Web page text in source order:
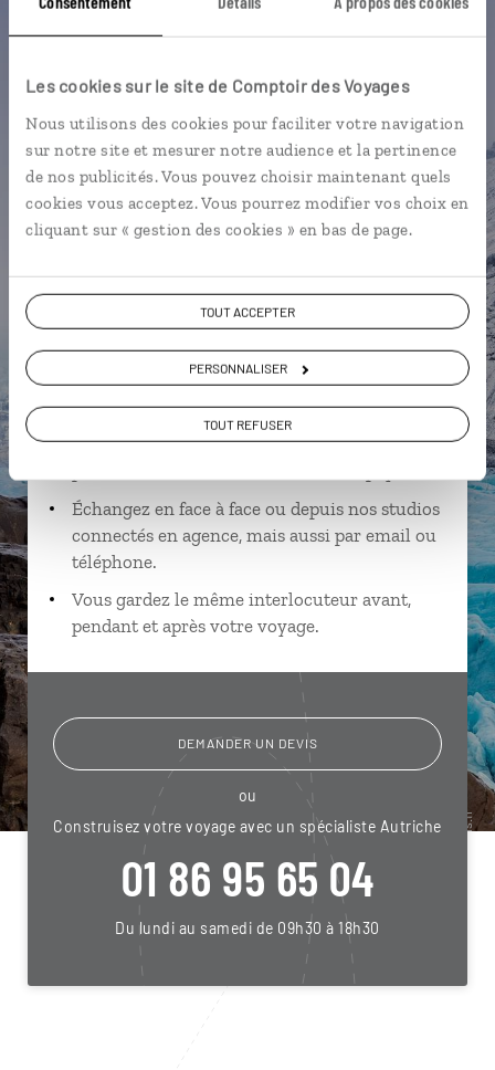
Les cookies sur le site de Comptoir des Voyages
Nous utilisons des cookies pour faciliter votre navigation
sur notre site et mesurer notre audience et la pertinence
de nos publicités. Vous pouvez choisir maintenant quels
cookies vous acceptez. Vous pourrez modifier vos choix en
cliquant sur « gestion des cookies » en bas de page.
TOUT ACCEPTER
PERSONNALISER
TOUT REFUSER
Maison Hundertwasser
Palais de la Hofburg Ring
spécialiste Autriche
Lire son interview
Suivez vos envies et demandez conseils à nos
Ils sauront organiser votre itinéraire au plus
Échangez en face à face ou depuis nos studios
connectés en agence, mais aussi par email ou
téléphone.
Vous gardez le même interlocuteur avant,
pendant et après votre voyage.
DEMANDER UN DEVIS
ou
Construisez votre voyage avec un spécialiste Autriche
01 86 95 65 04
Du lundi au samedi de 09h30 à 18h30